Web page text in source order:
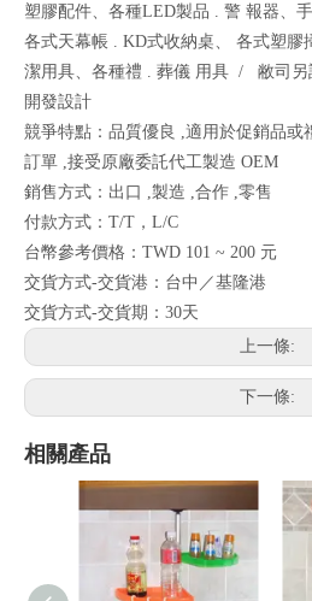
塑膠配件、各種LED製品 . 警 報器、
各式天幕帳 . KD式收納桌、 各式塑膠
潔用具、各種禮 . 葬儀 用具 / 敝司另
開發設計
競爭特點：品質優良 ,適用於促銷品或
訂單 ,接受原廠委託代工製造 OEM
銷售方式：出口 ,製造 ,合作 ,零售
付款方式：T/T，L/C
台幣參考價格：TWD 101 ~ 200 元
交貨方式-交貨港：台中／基隆港
交貨方式-交貨期：30天
上一條:
下一條:
相關產品